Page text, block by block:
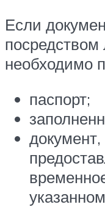
Если
посредством
необходимо
паспорт;